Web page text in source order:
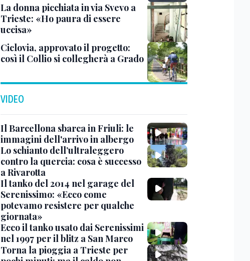
La donna picchiata in via Svevo a
Trieste: «Ho paura di essere
uccisa»
Ciclovia, approvato il progetto:
così il Collio si collegherà a Grado
VIDEO
Il Barcellona sbarca in Friuli: le
immagini dell'arrivo in albergo
Lo schianto dell’ultraleggero
contro la quercia: cosa è successo
a Rivarotta
Il tanko del 2014 nel garage del
Serenissimo: «Ecco come
potevamo resistere per qualche
giornata»
Ecco il tanko usato dai Serenissimi
nel 1997 per il blitz a San Marco
Torna la pioggia a Trieste per